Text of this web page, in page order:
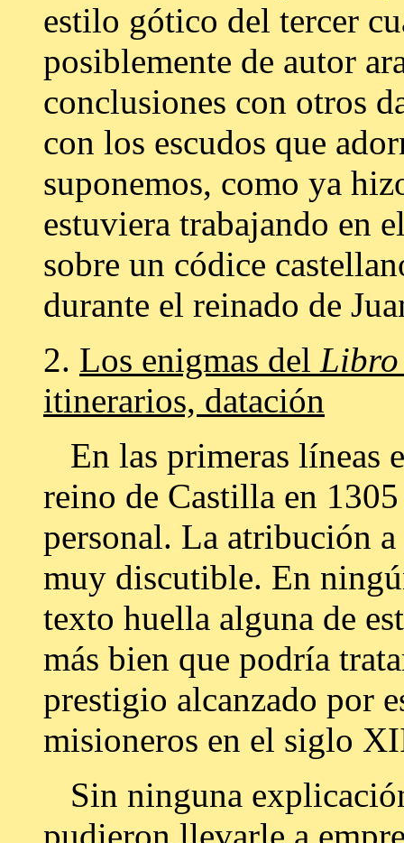
estilo gótico del tercer
posiblemente de autor
conclusiones con otros
con los escudos que
suponemos, como ya
estuviera trabajando en
sobre un códice
durante el reinado de
2. Los enigmas del Libro
itinerarios, datación
En las primeras líneas
reino de Castilla en
personal. La atribución
muy discutible. En
texto huella alguna de
más bien que podría
prestigio alcanzado por
misioneros en el siglo
Sin ninguna